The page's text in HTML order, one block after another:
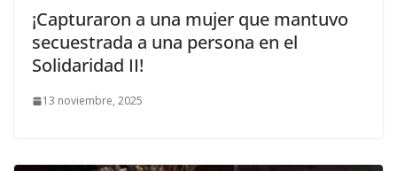
¡Capturaron a una mujer que mantuvo
secuestrada a una persona en el
Solidaridad II!
13 noviembre, 2025